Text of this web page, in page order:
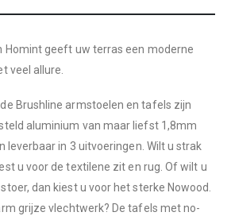
Homint geeft uw terras een moderne
veel allure.
Brushline armstoelen en tafels zijn
aluminium van maar liefst 1,8mm
leverbaar in 3 uitvoeringen. Wilt u strak
u voor de textilene zit en rug. Of wilt u
dan kiest u voor het sterke Nowood.
grijze vlechtwerk? De tafels met no-